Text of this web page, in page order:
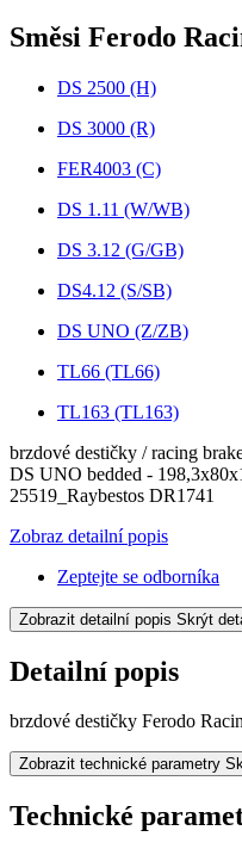
Směsi Ferodo
DS 2500 (H)
DS 3000 (R)
FER4003 (C)
DS 1.11 (W/WB)
DS 3.12 (G/GB)
DS4.12 (S/SB)
DS UNO (Z/ZB)
TL66 (TL66)
TL163 (TL163)
brzdové destičky / racing
DS UNO bedded -
25519_Raybestos DR1741
Zobraz detailní popis
Zeptejte se odborníka
Zobrazit detailní popis Skrýt
Detailní popis
brzdové destičky Ferodo
Zobrazit technické parametry
Technické